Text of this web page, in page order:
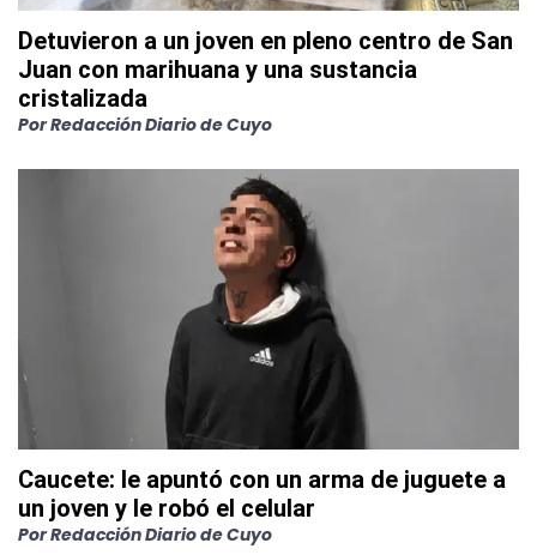
Detuvieron a un joven en pleno centro de San
Juan con marihuana y una sustancia
cristalizada
PorRedacción Diario de Cuyo
Caucete: le apuntó con un arma de juguete a
un joven y le robó el celular
PorRedacción Diario de Cuyo